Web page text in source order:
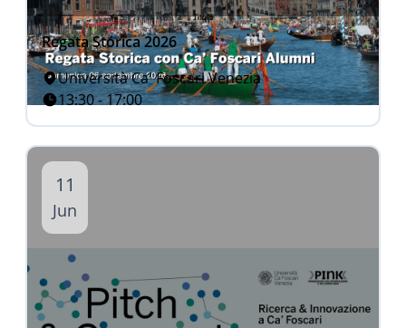
Regata Storica 2026
Università Ca' Foscari Venezia
13:30 - 17:00
11
Jun